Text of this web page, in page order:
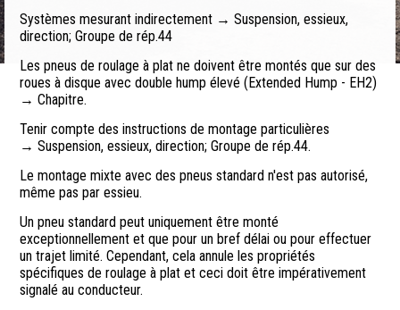
Systèmes mesurant indirectement → Suspension, essieux,
direction; Groupe de rép.44
Les pneus de roulage à plat ne doivent être montés que sur des
roues à disque avec double hump élevé (Extended Hump - EH2)
→ Chapitre.
Tenir compte des instructions de montage particulières
→ Suspension, essieux, direction; Groupe de rép.44.
Le montage mixte avec des pneus standard n'est pas autorisé,
même pas par essieu.
Un pneu standard peut uniquement être monté
exceptionnellement et que pour un bref délai ou pour effectuer
un trajet limité. Cependant, cela annule les propriétés
spécifiques de roulage à plat et ceci doit être impérativement
signalé au conducteur.